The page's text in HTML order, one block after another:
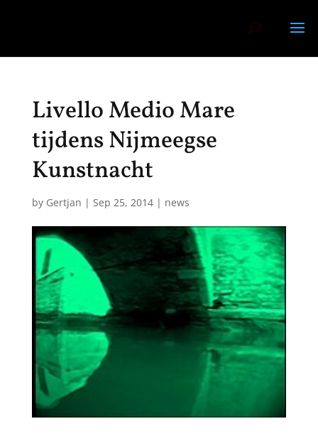
Livello Medio Mare
tijdens Nijmeegse
Kunstnacht
by Gertjan | Sep 25, 2014| news